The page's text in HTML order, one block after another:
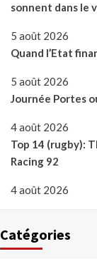
sonnent dans le
5 août 2026
Quand l’Etat
5 août 2026
Journée Portes
4 août 2026
Top 14 (rugby):
Racing 92
4 août 2026
Catégories